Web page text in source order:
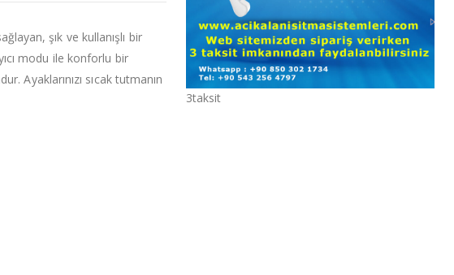
şık ve kullanışlı bir
modu ile konforlu bir
Ayaklarınızı sıcak tutmanın
3taksit